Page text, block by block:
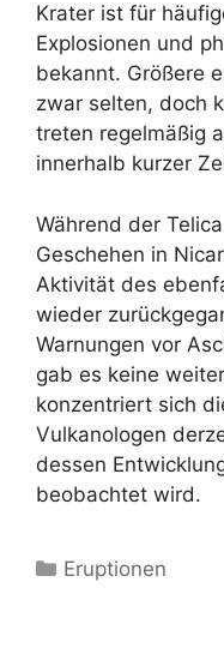
Krater ist für
Explosionen und
bekannt. Größere
zwar selten, doch
treten regelmäßig
innerhalb kurzer
Während der
Geschehen in
Aktivität des
wieder
Warnungen vor
gab es keine
konzentriert sich
Vulkanologen
dessen
beobachtet wird.
Kategorien
Eruptionen